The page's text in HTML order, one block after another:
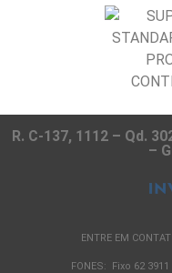
R. C-137, 1112 – Qd.
–
ENTRE EM
FONES: Fixo 62